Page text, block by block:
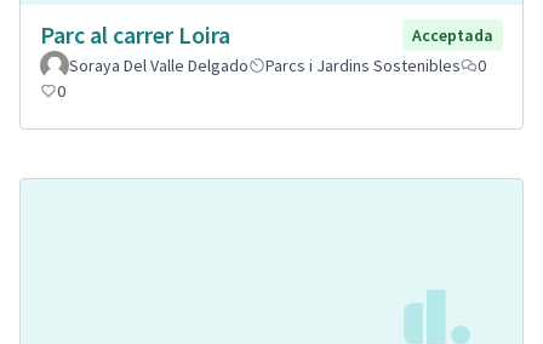
Parc al carrer Loira
Acceptada
Soraya Del Valle Delgado
Parcs i Jardins Sostenibles
0
0